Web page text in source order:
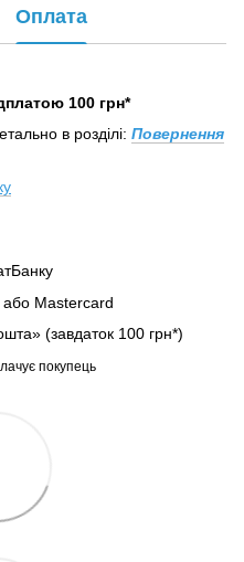
Оплата
100 грн*
в розділі: Повернення
Mastercard
(завдаток 100 грн*)
покупець